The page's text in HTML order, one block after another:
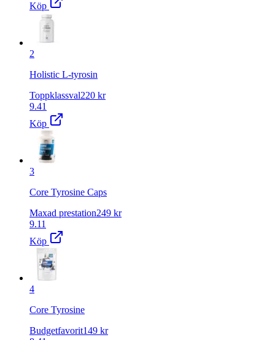
Köp
2
Holistic L-tyrosin
Toppklassval220 kr
9.41
Köp
3
Core Tyrosine Caps
Maxad prestation249 kr
9.11
Köp
4
Core Tyrosine
Budgetfavorit149 kr